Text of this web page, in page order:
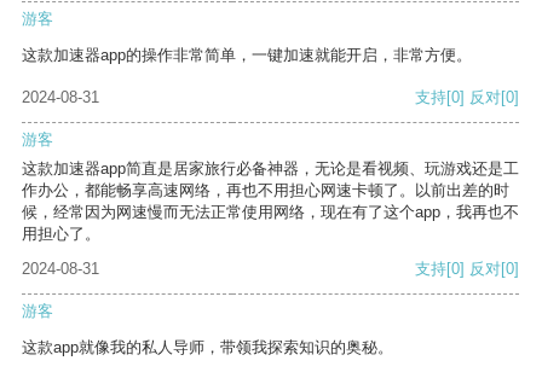
游客
这款加速器app的操作非常简单，一键加速就能开启，非常方便。
2024-08-31 支持[0] 反对[0]
游客
这款加速器app简直是居家旅行必备神器，无论是看视频、玩游戏还是工
作办公，都能畅享高速网络，再也不用担心网速卡顿了。以前出差的时
候，经常因为网速慢而无法正常使用网络，现在有了这个app，我再也不
用担心了。
2024-08-31
支持[0] 反对[0]
游客
这款app就像我的私人导师，带领我探索知识的奥秘。